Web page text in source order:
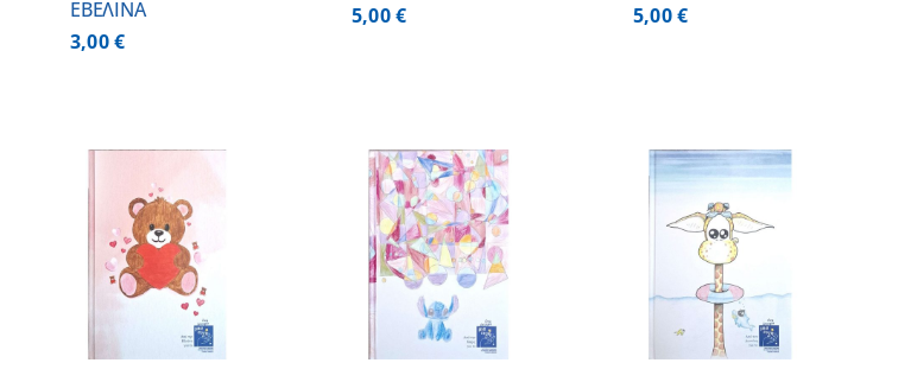
ΕΒΕΛΙΝΑ
3,00€
5,00€
5,00€
ΠΡΟΣΘΗΚΗ ΣΤΟ
ΚΑΛΑΘΙ
ΛΕΠΤΟΜΕΡΕΙΕΣ
ΠΡΟΣΘΗΚΗ ΣΤΟ
ΚΑΛΑΘΙ
ΛΕΠΤΟΜΕΡΕΙΕΣ